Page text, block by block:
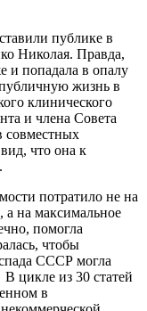
публике в
Николая. Правда,
и попадала в опалу
жизнь в
клинического
и члена Совета
совместных
что она к
потратило не на
а на максимальное
помогла
чтобы
СССР могла
В цикле из 30 статей
в